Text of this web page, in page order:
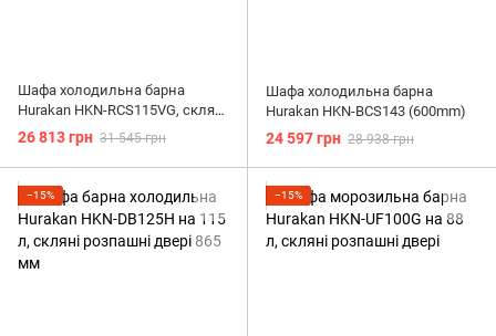
Шафа холодильна барна
Hurakan HKN-RCS115VG, скляні
розпашні двері
26 813 грн 31 545 грн
Шафа холодильна барна
Hurakan HKN-BCS143 (600mm)
24 597 грн 28 938 грн
−15% −15%